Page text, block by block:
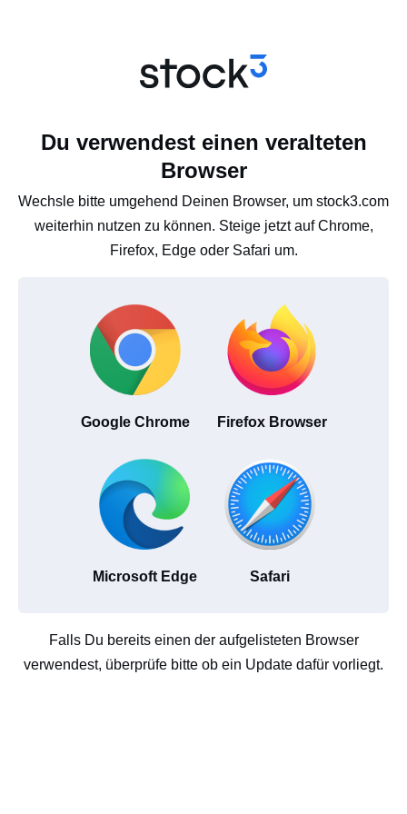
Du verwendest einen veralteten
Browser
Wechsle bitte umgehend Deinen Browser, um stock3.com
weiterhin nutzen zu können. Steige jetzt auf Chrome,
Firefox, Edge oder Safari um.
Google Chrome Firefox Browser
Microsoft Edge Safari
Falls Du bereits einen der aufgelisteten Browser
verwendest, überprüfe bitte ob ein Update dafür vorliegt.